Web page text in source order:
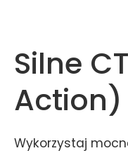
Silne
Action)
Wykorzystaj